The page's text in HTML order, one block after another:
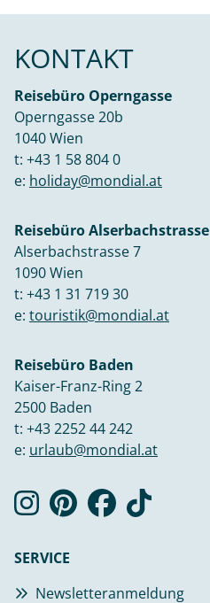
KONTAKT
Reisebüro Operngasse
Operngasse 20b
1040 Wien
t: +43 1 58 804 0
e: holiday@mondial.at
Reisebüro Alserbachstrasse
Alserbachstrasse 7
1090 Wien
t: +43 1 31 719 30
e: touristik@mondial.at
Reisebüro Baden
Kaiser-Franz-Ring 2
2500 Baden
t: +43 2252 44 242
e: urlaub@mondial.at
SERVICE
Newsletteranmeldung